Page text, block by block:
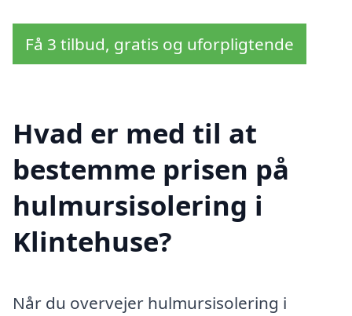
Få 3 tilbud, gratis og uforpligtende
Hvad er med til at
bestemme prisen på
hulmursisolering i
Klintehuse?
Når du overvejer hulmursisolering i